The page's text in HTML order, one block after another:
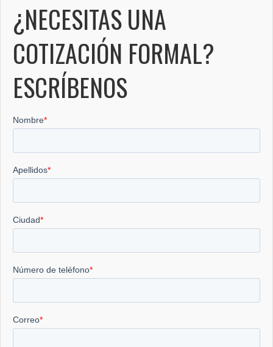
¿NECESITAS UNA
COTIZACIÓN FORMAL?
ESCRÍBENOS